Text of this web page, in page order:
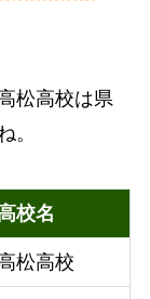
松高校は県
。
校名
松高校